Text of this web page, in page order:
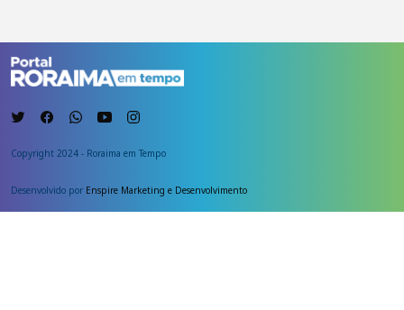
Copyright 2024 - Roraima em Tempo
Desenvolvido por Enspire Marketing e Desenvolvimento